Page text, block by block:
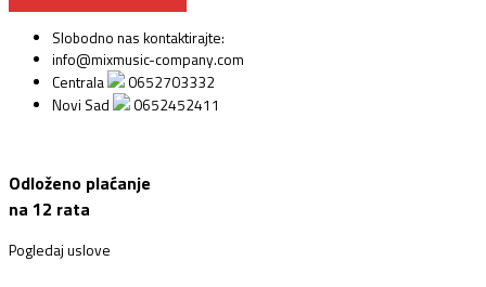
Slobodno nas kontaktirajte:
info@mixmusic-company.com
Centrala
0652703332
Novi Sad
0652452411
Odloženo plaćanje
na 12 rata
Pogledaj uslove